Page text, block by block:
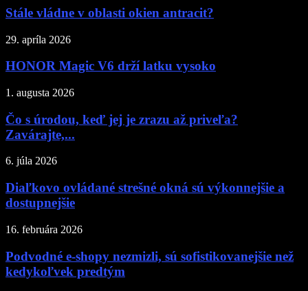
Stále vládne v oblasti okien antracit?
29. apríla 2026
HONOR Magic V6 drží latku vysoko
1. augusta 2026
Čo s úrodou, keď jej je zrazu až priveľa?
Zavárajte,...
6. júla 2026
Diaľkovo ovládané strešné okná sú výkonnejšie a
dostupnejšie
16. februára 2026
Podvodné e-shopy nezmizli, sú sofistikovanejšie než
kedykoľvek predtým